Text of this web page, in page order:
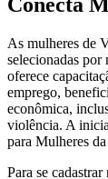
As mulheres de
selecionadas
oferece
emprego,
econômica,
violência. A
para Mulheres
Para se